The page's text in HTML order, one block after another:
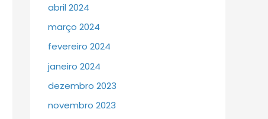
abril 2024
março 2024
fevereiro 2024
janeiro 2024
dezembro 2023
novembro 2023